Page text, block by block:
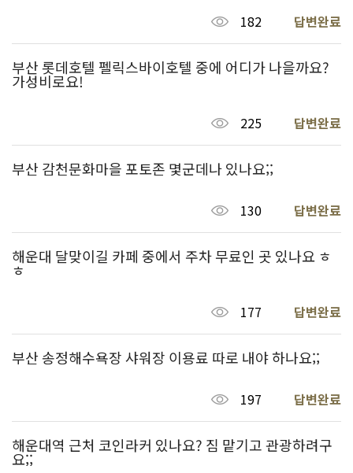
182 답변완료
부산 롯데호텔 펠릭스바이호텔 중에 어디가 나을까요?
가성비로요!
225 답변완료
부산 감천문화마을 포토존 몇군데나 있나요;;
130 답변완료
해운대 달맞이길 카페 중에서 주차 무료인 곳 있나요 ㅎ
ㅎ
177 답변완료
부산 송정해수욕장 샤워장 이용료 따로 내야 하나요;;
197 답변완료
해운대역 근처 코인라커 있나요? 짐 맡기고 관광하려구
요;;